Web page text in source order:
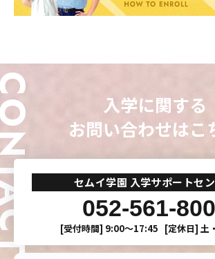
入学に関する
お問い合わせはこ
セムイ学園 入学サポートセ
052-561-
[受付時間] 9:00〜17:45 [定休日] 土